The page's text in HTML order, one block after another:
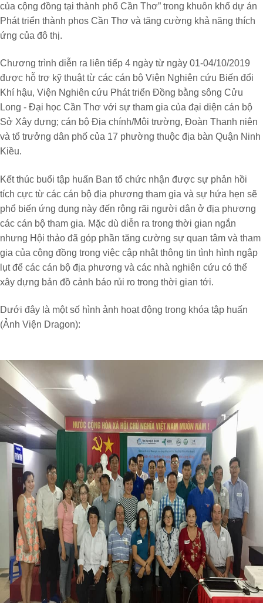
của cộng đồng tại thành phố Cần Thơ” trong khuôn khổ dự án
Phát triển thành phos Cần Thơ và tăng cường khả năng thích
ứng của đô thị.
Chương trình diễn ra liên tiếp 4 ngày từ ngày 01-04/10/2019
được hỗ trợ kỹ thuật từ các cán bộ Viện Nghiên cứu Biến đổi
Khí hậu, Viện Nghiên cứu Phát triển Đồng bằng sông Cửu
Long - Đại học Cần Thơ với sự tham gia của đại diện cán bộ
Sở Xây dựng; cán bộ Địa chính/Môi trường, Đoàn Thanh niên
và tổ trưởng dân phố của 17 phường thuộc địa bàn Quận Ninh
Kiều.
Kết thúc buổi tập huấn Ban tổ chức nhận được sự phản hồi
tích cực từ các cán bộ địa phương tham gia và sự hứa hẹn sẽ
phổ biến ứng dụng này đến rộng rãi người dân ở địa phương
các cán bộ tham gia. Mặc dù diễn ra trong thời gian ngắn
nhưng Hội thảo đã góp phần tăng cường sự quan tâm và tham
gia của cộng đồng trong việc cập nhật thông tin tình hình ngập
lụt để các cán bộ địa phương và các nhà nghiên cứu có thể
xây dựng bản đồ cảnh báo rủi ro trong thời gian tới.
Dưới đây là một số hình ảnh hoạt động trong khóa tập huấn
(Ảnh Viện Dragon):